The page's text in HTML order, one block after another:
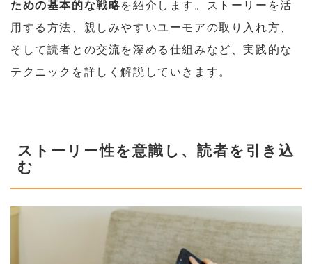
ための基本的な戦略を紹介します。ストーリーを活
用する方法、親しみやすいユーモアの取り入れ方、
そして読者との交流を深める仕組みなど、実践的な
テクニックを詳しく解説していきます。
ストーリー性を意識し、読者を引き込
む